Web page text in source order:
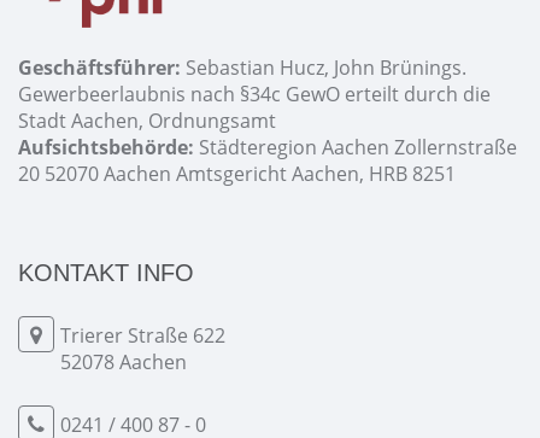
Geschäftsführer: Sebastian Hucz, John Brünings.
Gewerbeerlaubnis nach §34c GewO erteilt durch die
Stadt Aachen, Ordnungsamt
Aufsichtsbehörde: Städteregion Aachen Zollernstraße
20 52070 Aachen Amtsgericht Aachen, HRB 8251
KONTAKT INFO
Trierer Straße 622
52078 Aachen
0241 / 400 87 - 0